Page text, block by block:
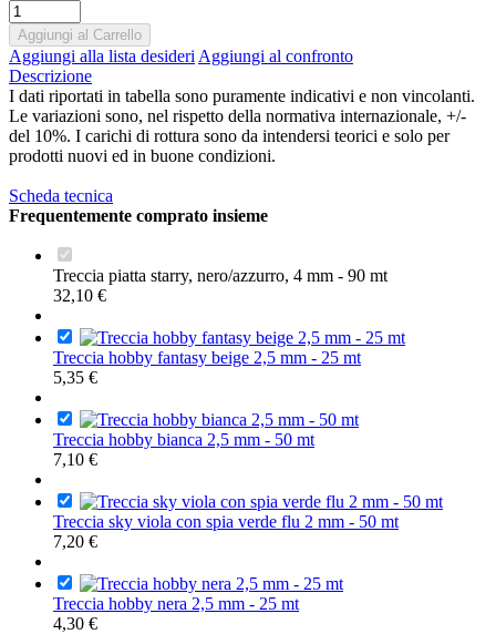
Aggiungi al Carrello
Aggiungi alla lista desideri Aggiungi al confronto
Descrizione
I dati riportati in tabella sono puramente indicativi e non vincolanti.
Le variazioni sono, nel rispetto della normativa internazionale, +/-
del 10%. I carichi di rottura sono da intendersi teorici e solo per
prodotti nuovi ed in buone condizioni.
Scheda tecnica
Frequentemente comprato insieme
Treccia piatta starry, nero/azzurro, 4 mm - 90 mt
32,10 €
Treccia hobby fantasy beige 2,5 mm - 25 mt
5,35 €
Treccia hobby bianca 2,5 mm - 50 mt
7,10 €
Treccia sky viola con spia verde flu 2 mm - 50 mt
7,20 €
Treccia hobby nera 2,5 mm - 25 mt
4,30 €